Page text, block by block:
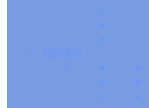
CORSI